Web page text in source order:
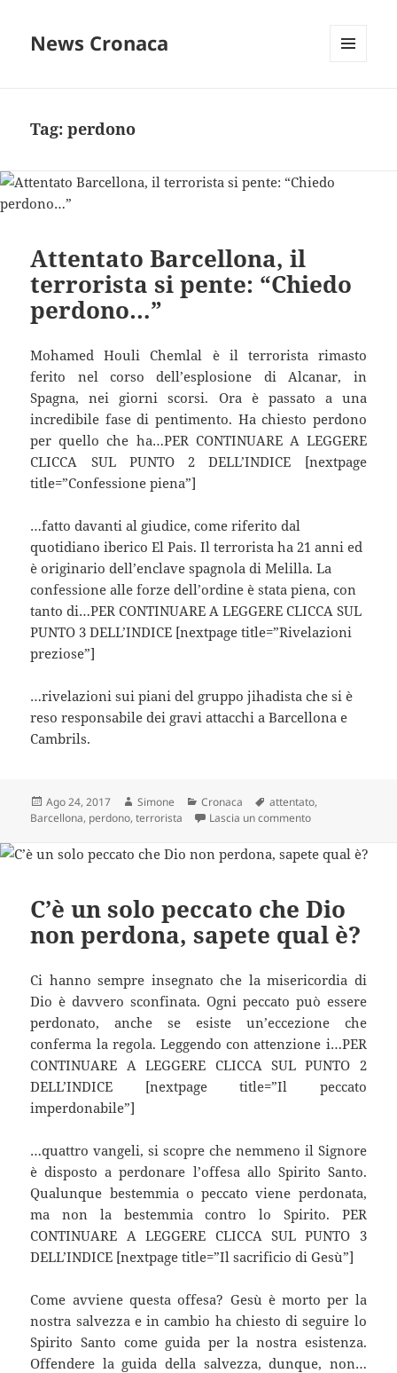
News Cronaca
Tag:perdono
Attentato Barcellona, il
terrorista si pente: “Chiedo
perdono…”
Mohamed Houli Chemlal è il terrorista rimasto
ferito nel corso dell’esplosione di Alcanar, in
Spagna, nei giorni scorsi. Ora è passato a una
incredibile fase di pentimento. Ha chiesto perdono
per quello che ha…PER CONTINUARE A LEGGERE
CLICCA SUL PUNTO 2 DELL’INDICE [nextpage
title=”Confessione piena”]
…fatto davanti al giudice, come riferito dal
quotidiano iberico El Pais. Il terrorista ha 21 anni ed
è originario dell’enclave spagnola di Melilla. La
confessione alle forze dell’ordine è stata piena, con
tanto di…PER CONTINUARE A LEGGERE CLICCA SUL
PUNTO 3 DELL’INDICE [nextpage title=”Rivelazioni
preziose”]
…rivelazioni sui piani del gruppo jihadista che si è
reso responsabile dei gravi attacchi a Barcellona e
Cambrils.
Scritto
il
Ago 24, 2017 Autore
Simone Categorie
Cronaca Tag
attentato,
Barcellona, perdono,terrorista Lascia un commentosu Attentato
C’è un solo peccato che Dio
non perdona, sapete qual è?
Ci hanno sempre insegnato che la misericordia di
Dio è davvero sconfinata. Ogni peccato può essere
perdonato, anche se esiste un’eccezione che
conferma la regola. Leggendo con attenzione i…PER
CONTINUARE A LEGGERE CLICCA SUL PUNTO 2
DELL’INDICE [nextpage title=”Il peccato
imperdonabile”]
…quattro vangeli, si scopre che nemmeno il Signore
è disposto a perdonare l’offesa allo Spirito Santo.
Qualunque bestemmia o peccato viene perdonata,
ma non la bestemmia contro lo Spirito. PER
CONTINUARE A LEGGERE CLICCA SUL PUNTO 3
DELL’INDICE [nextpage title=”Il sacrificio di Gesù”]
Come avviene questa offesa? Gesù è morto per la
nostra salvezza e in cambio ha chiesto di seguire lo
Spirito Santo come guida per la nostra esistenza.
Offendere la guida della salvezza, dunque, non…